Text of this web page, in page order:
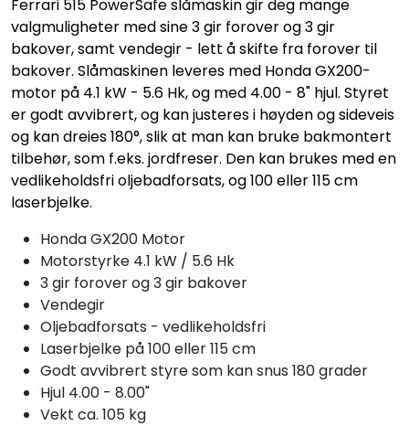
Ferrari 515 PowerSafe slåmaskin gir deg mange
valgmuligheter med sine 3 gir forover og 3 gir
bakover, samt vendegir - lett å skifte fra forover til
bakover. Slåmaskinen leveres med Honda GX200-
motor på 4.1 kW - 5.6 Hk, og med 4.00 - 8" hjul. Styret
er godt avvibrert, og kan justeres i høyden og sideveis
og kan dreies 180°, slik at man kan bruke bakmontert
tilbehør, som f.eks. jordfreser. Den kan brukes med en
vedlikeholdsfri oljebadforsats, og 100 eller 115 cm
laserbjelke.
Honda GX200 Motor
Motorstyrke 4.1 kW / 5.6 Hk
3 gir forover og 3 gir bakover
Vendegir
Oljebadforsats - vedlikeholdsfri
Laserbjelke på 100 eller 115 cm
Godt avvibrert styre som kan snus 180 grader
Hjul 4.00 - 8.00"
Vekt ca. 105 kg